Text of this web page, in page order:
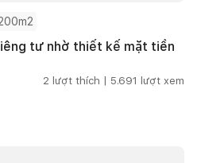
tư nhờ thiết kế mặt tiền
2 lượt thích | 5.691 lượt xem